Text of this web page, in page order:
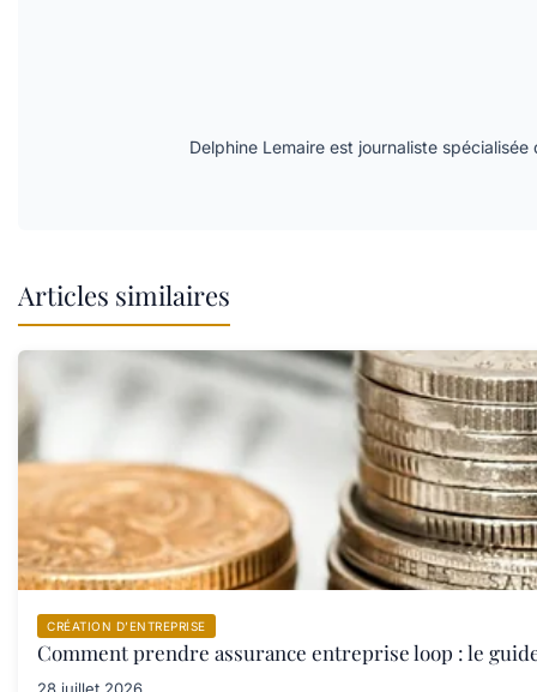
Delphine Lemaire est journaliste
Articles similaires
CRÉATION D’ENTREPRISE
Comment prendre assurance entreprise loop : le
28 juillet 2026